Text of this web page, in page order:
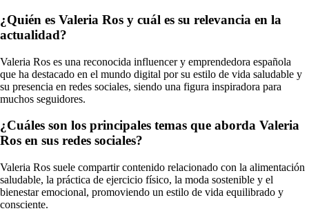
¿Quién es Valeria Ros y cuál es su relevancia en la
actualidad?
Valeria Ros es una reconocida influencer y emprendedora española
que ha destacado en el mundo digital por su estilo de vida saludable y
su presencia en redes sociales, siendo una figura inspiradora para
muchos seguidores.
¿Cuáles son los principales temas que aborda Valeria
Ros en sus redes sociales?
Valeria Ros suele compartir contenido relacionado con la alimentación
saludable, la práctica de ejercicio físico, la moda sostenible y el
bienestar emocional, promoviendo un estilo de vida equilibrado y
consciente.